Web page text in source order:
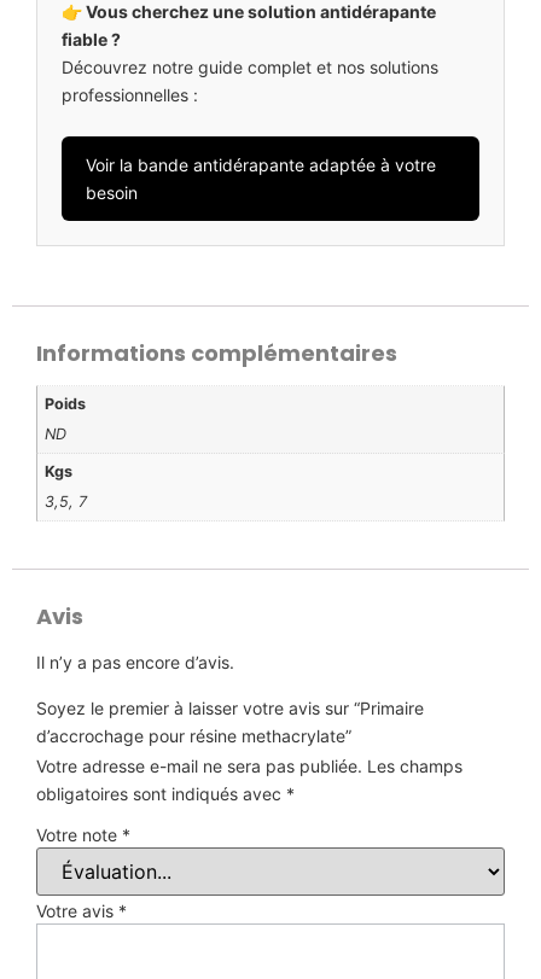
👉 Vous cherchez une solution antidérapante
fiable ?
Découvrez notre guide complet et nos solutions
professionnelles :
Voir la bande antidérapante adaptée à votre
besoin
Informations complémentaires
Poids
ND
Kgs
3,5, 7
Avis
Il n’y a pas encore d’avis.
Soyez le premier à laisser votre avis sur “Primaire
d’accrochage pour résine methacrylate”
Votre adresse e-mail ne sera pas publiée. Les champs
obligatoires sont indiqués avec *
Votre note *
Votre avis *